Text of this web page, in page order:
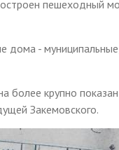
пешеходный
дома -
более крупно
Закемовского.